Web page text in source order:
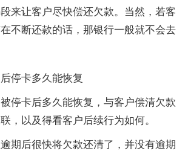
来让客户尽快偿还欠款。当然，若客
不断还款的话，那银行一般就不会去
停卡多久能恢复
停卡后多久能恢复，与客户偿清欠款
，以及得看客户后续行为如何。
期后很快将欠款还清了，并没有逾期